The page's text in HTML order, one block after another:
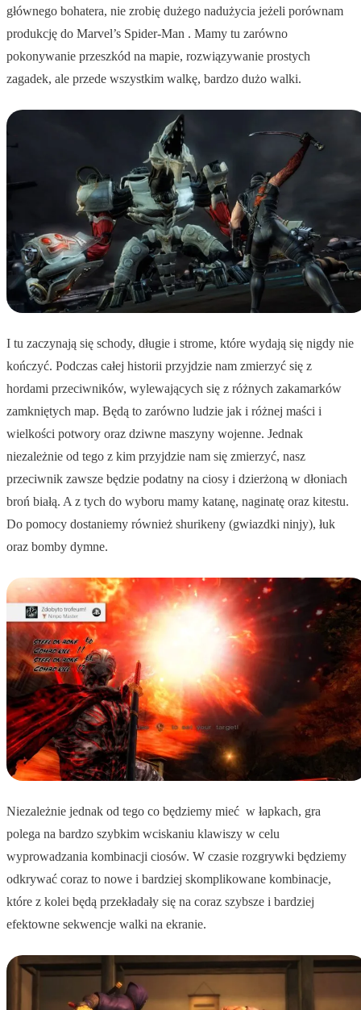
głównego bohatera, nie zrobię dużego nadużycia jeżeli porównam
produkcję do Marvel’s Spider-Man . Mamy tu zarówno
pokonywanie przeszkód na mapie, rozwiązywanie prostych
zagadek, ale przede wszystkim walkę, bardzo dużo walki.
I tu zaczynają się schody, długie i strome, które wydają się nigdy nie
kończyć. Podczas całej historii przyjdzie nam zmierzyć się z
hordami przeciwników, wylewających się z różnych zakamarków
zamkniętych map. Będą to zarówno ludzie jak i różnej maści i
wielkości potwory oraz dziwne maszyny wojenne. Jednak
niezależnie od tego z kim przyjdzie nam się zmierzyć, nasz
przeciwnik zawsze będzie podatny na ciosy i dzierżoną w dłoniach
broń białą. A z tych do wyboru mamy katanę, naginatę oraz kitestu.
Do pomocy dostaniemy również shurikeny (gwiazdki ninjy), łuk
oraz bomby dymne.
Niezależnie jednak od tego co będziemy mieć w łapkach, gra
polega na bardzo szybkim wciskaniu klawiszy w celu
wyprowadzania kombinacji ciosów. W czasie rozgrywki będziemy
odkrywać coraz to nowe i bardziej skomplikowane kombinacje,
które z kolei będą przekładały się na coraz szybsze i bardziej
efektowne sekwencje walki na ekranie.